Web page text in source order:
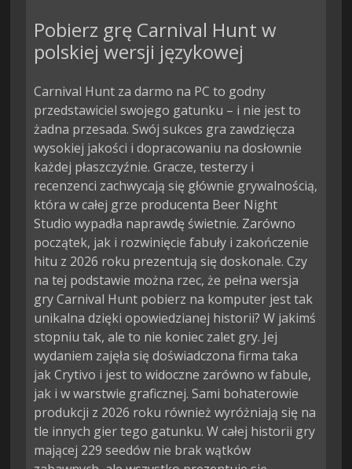
Pobierz grę Carnival Hunt w
polskiej wersji językowej
Carnival Hunt za darmo na PC to godny
przedstawiciel swojego gatunku – i nie jest to
żadna przesada. Swój sukces gra zawdzięcza
wysokiej jakości i dopracowaniu na dosłownie
każdej płaszczyźnie. Gracze, testerzy i
recenzenci zachwycają się głównie grywalnością,
która w całej grze producenta Beer Night
Studio wypadła naprawdę świetnie. Zarówno
początek, jak i rozwinięcie fabuły i zakończenie
hitu z 2026 roku prezentują się doskonale. Czy
na tej podstawie można rzec, że pełna wersja
gry Carnival Hunt pobierz na komputer jest tak
unikalna dzięki opowiedzianej historii? W jakimś
stopniu tak, ale to nie koniec zalet gry. Jej
wydaniem zajęła się doświadczona firma taka
jak Crytivo i jest to widoczne zarówno w fabule,
jak i w warstwie graficznej. Sami bohaterowie
produkcji z 2026 roku również wyróżniają się na
tle innych gier tego gatunku. W całej historii gry
mającej 229 seedów nie brak wątków